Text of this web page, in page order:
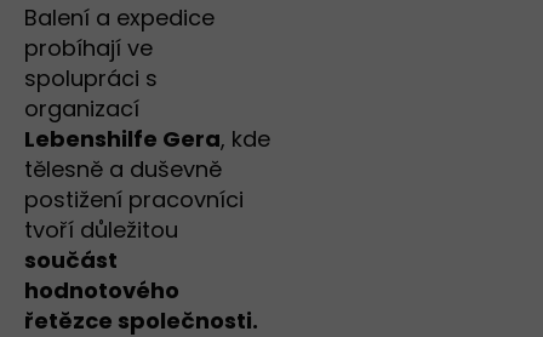
Balení a expedice
probíhají ve
spolupráci s
organizací
Lebenshilfe Gera, kde
tělesně a duševně
postižení pracovníci
tvoří důležitou
součást
hodnotového
řetězce společnosti.